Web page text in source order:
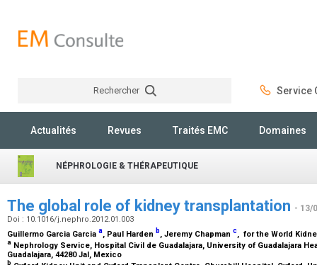
Rechercher Service
Actualités Revues Traités EMC Domaines
NÉPHROLOGIE & THÉRAPEUTIQUE
The global role of kidney transplantation - 13/
Doi : 10.1016/j.nephro.2012.01.003
Guillermo Garcia Garcia a, Paul Harden b, Jeremy Chapman c, for the World
a Nephrology Service, Hospital Civil de Guadalajara, University of Guadalajara
Guadalajara, 44280 Jal, Mexico
b